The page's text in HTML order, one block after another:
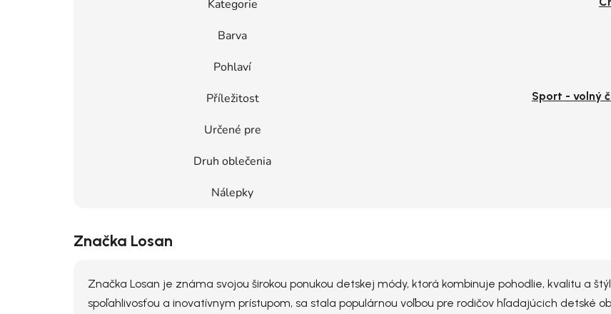
Kategorie
Barva
Pohlaví
Příležitost Sport - volný
Určené pre
Druh oblečenia
Nálepky
Značka Losan
Značka Losan je známa svojou širokou ponukou detskej módy, ktorá kombinuje pohodlie, kvalitu a
spoľahlivosťou a inovatívnym prístupom, sa stala populárnou voľbou pre rodičov hľadajúcich detské